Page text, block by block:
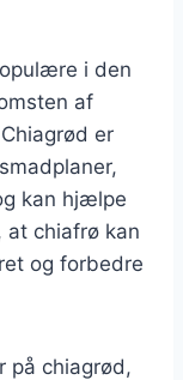
i den
af
er
kan hjælpe
chiafrø kan
og forbedre
på chiagrød,